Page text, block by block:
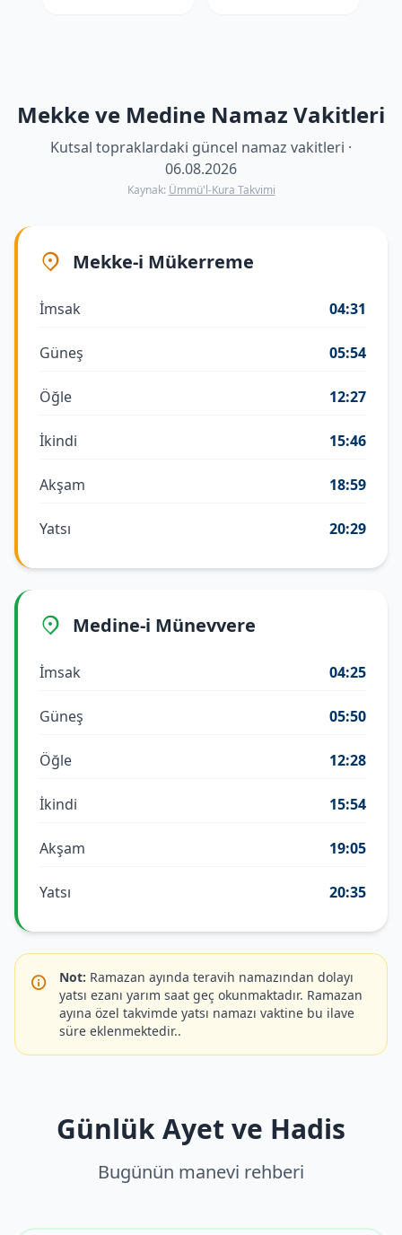
Mekke ve Medine Namaz Vakitleri
Kutsal topraklardaki güncel namaz vakitleri ·
06.08.2026
Kaynak: Ümmü'l-Kura Takvimi
Mekke-i Mükerreme
İmsak 04:31
Güneş 05:54
Öğle 12:27
İkindi 15:46
Akşam 18:59
Yatsı 20:29
Medine-i Münevvere
İmsak 04:25
Güneş 05:50
Öğle 12:28
İkindi 15:54
Akşam 19:05
Yatsı 20:35
Not: Ramazan ayında teravih namazından dolayı
yatsı ezanı yarım saat geç okunmaktadır. Ramazan
ayına özel takvimde yatsı namazı vaktine bu ilave
süre eklenmektedir..
Günlük Ayet ve Hadis
Bugünün manevi rehberi